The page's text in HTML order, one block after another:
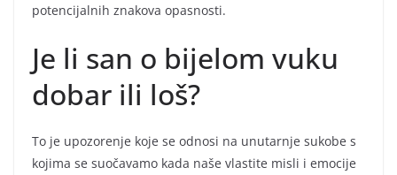
potencijalnih znakova opasnosti.
Je li san o bijelom vuku
dobar ili loš?
To je upozorenje koje se odnosi na unutarnje sukobe s
kojima se suočavamo kada naše vlastite misli i emocije